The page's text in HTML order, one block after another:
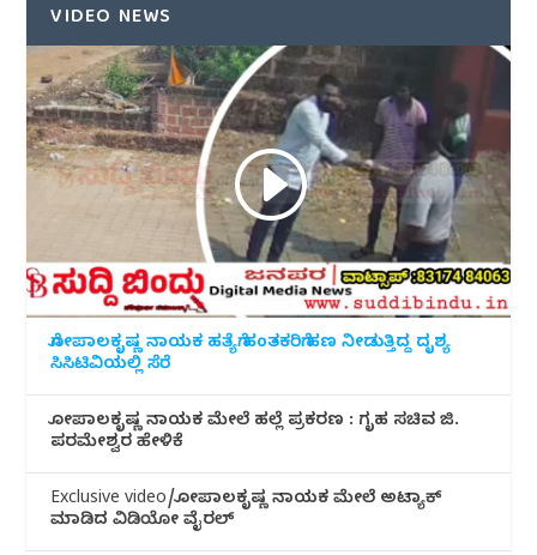
VIDEO NEWS
ಗೋಪಾಲಕೃಷ್ಣ ನಾಯಕ ಹತ್ಯೆಗೆ ಹಂತಕರಿಗೆ ಹಣ ನೀಡುತ್ತಿದ್ದ ದೃಶ್ಯ
ಸಿಸಿಟಿವಿಯಲ್ಲಿ ಸೆರೆ
ಗೋಪಾಲಕೃಷ್ಣ ನಾಯಕ ಮೇಲೆ ಹಲ್ಲೆ ಪ್ರಕರಣ : ಗೃಹ ಸಚಿವ ಜಿ.
ಪರಮೇಶ್ವರ ಹೇಳಿಕೆ
Exclusive video/ಗೋಪಾಲಕೃಷ್ಣ ನಾಯಕ ಮೇಲೆ ಅಟ್ಯಾಕ್
ಮಾಡಿದ ವಿಡಿಯೋ ವೈರಲ್